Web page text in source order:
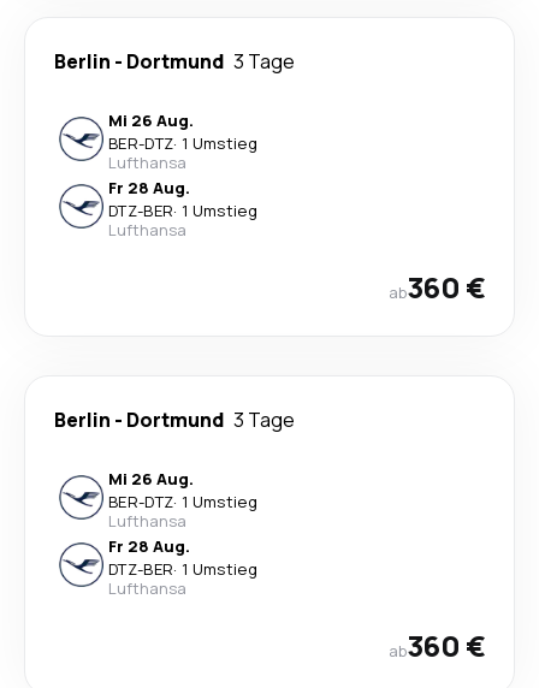
Berlin - Dortmund 3 Tage
Mi 26 Aug.
BER-DTZ· 1 Umstieg
Lufthansa
Fr 28 Aug.
DTZ-BER· 1 Umstieg
Lufthansa
ab360 €
Berlin - Dortmund 3 Tage
Mi 26 Aug.
BER-DTZ· 1 Umstieg
Lufthansa
Fr 28 Aug.
DTZ-BER· 1 Umstieg
Lufthansa
ab360 €